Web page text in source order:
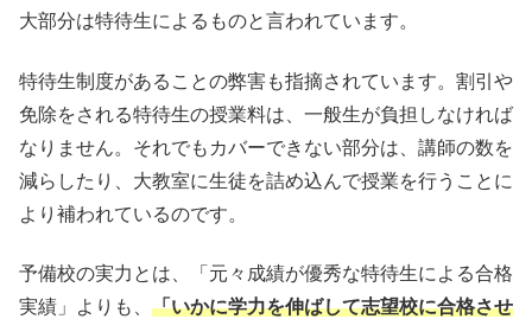
大部分は特待生によるものと言われています。
特待生制度があることの弊害も指摘されています。割引や
免除をされる特待生の授業料は、一般生が負担しなければ
なりません。それでもカバーできない部分は、講師の数を
減らしたり、大教室に生徒を詰め込んで授業を行うことに
より補われているのです。
予備校の実力とは、「元々成績が優秀な特待生による合格
実績」よりも、 「いかに学力を伸ばして志望校に合格させ